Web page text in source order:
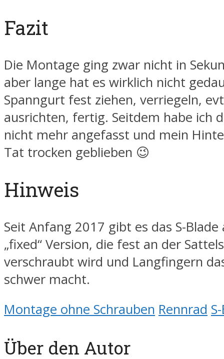
Fazit
Die Montage ging zwar nicht in
aber lange hat es wirklich nicht
Spanngurt fest ziehen, verriegeln,
ausrichten, fertig. Seitdem habe ich
nicht mehr angefasst und mein
Tat trocken geblieben 😉
Hinweis
Seit Anfang 2017 gibt es das S-
„fixed“ Version, die fest an der
verschraubt wird und Langfingern
schwer macht.
Montage ohne Schrauben Rennrad
Über den Autor